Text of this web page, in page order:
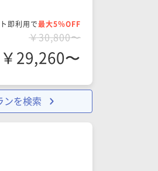
即利用で最大5％OFF
￥30,800〜
￥29,260〜
ンを検索